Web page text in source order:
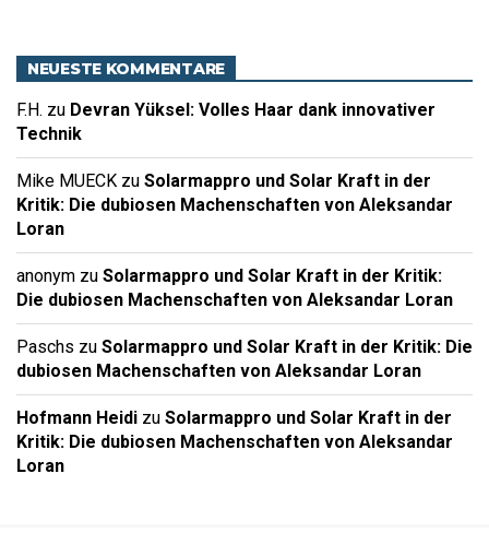
NEUESTE KOMMENTARE
F.H. zu Devran Yüksel: Volles Haar dank innovativer
Technik
Mike MUECK zu Solarmappro und Solar Kraft in der
Kritik: Die dubiosen Machenschaften von Aleksandar
Loran
anonym zu Solarmappro und Solar Kraft in der Kritik:
Die dubiosen Machenschaften von Aleksandar Loran
Paschs zu Solarmappro und Solar Kraft in der Kritik: Die
dubiosen Machenschaften von Aleksandar Loran
Hofmann Heidi zu Solarmappro und Solar Kraft in der
Kritik: Die dubiosen Machenschaften von Aleksandar
Loran